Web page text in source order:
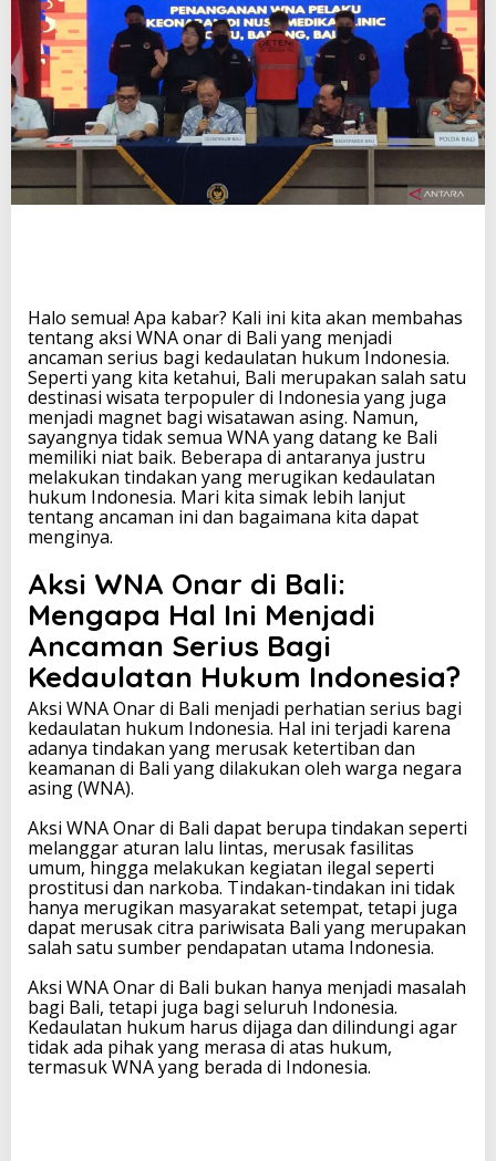
a
l
i
:
A
n
c
a
a
a
d
a
p
K
e
d
a
u
l
a
H
u
m
I
n
d
o
n
i
a
Halo semua! Apa kabar? Kali ini kita akan membahas
tentang aksi WNA onar di Bali yang menjadi
ancaman serius bagi kedaulatan hukum Indonesia.
Seperti yang kita ketahui, Bali merupakan salah satu
destinasi wisata terpopuler di Indonesia yang juga
menjadi magnet bagi wisatawan asing. Namun,
sayangnya tidak semua WNA yang datang ke Bali
memiliki niat baik. Beberapa di antaranya justru
melakukan tindakan yang merugikan kedaulatan
hukum Indonesia. Mari kita simak lebih lanjut
tentang ancaman ini dan bagaimana kita dapat
menginya.
Aksi WNA Onar di Bali:
Mengapa Hal Ini Menjadi
Ancaman Serius Bagi
Kedaulatan Hukum Indonesia?
Aksi WNA Onar di Bali menjadi perhatian serius bagi
kedaulatan hukum Indonesia. Hal ini terjadi karena
adanya tindakan yang merusak ketertiban dan
keamanan di Bali yang dilakukan oleh warga negara
asing (WNA).
Aksi WNA Onar di Bali dapat berupa tindakan seperti
melanggar aturan lalu lintas, merusak fasilitas
umum, hingga melakukan kegiatan ilegal seperti
prostitusi dan narkoba. Tindakan-tindakan ini tidak
hanya merugikan masyarakat setempat, tetapi juga
dapat merusak citra pariwisata Bali yang merupakan
salah satu sumber pendapatan utama Indonesia.
Aksi WNA Onar di Bali bukan hanya menjadi masalah
bagi Bali, tetapi juga bagi seluruh Indonesia.
Kedaulatan hukum harus dijaga dan dilindungi agar
tidak ada pihak yang merasa di atas hukum,
termasuk WNA yang berada di Indonesia.